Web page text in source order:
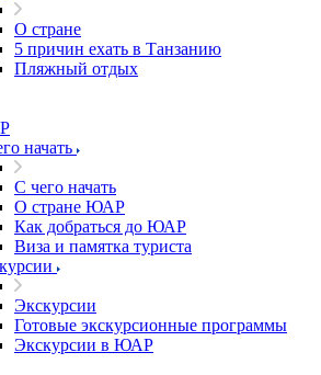
О стране
5 причин ехать в Танзанию
Пляжный отдых
начать
С чего начать
О стране ЮАР
Как добраться до ЮАР
Виза и памятка туриста
Экскурсии
Готовые экскурсионные программы
Экскурсии в ЮАР